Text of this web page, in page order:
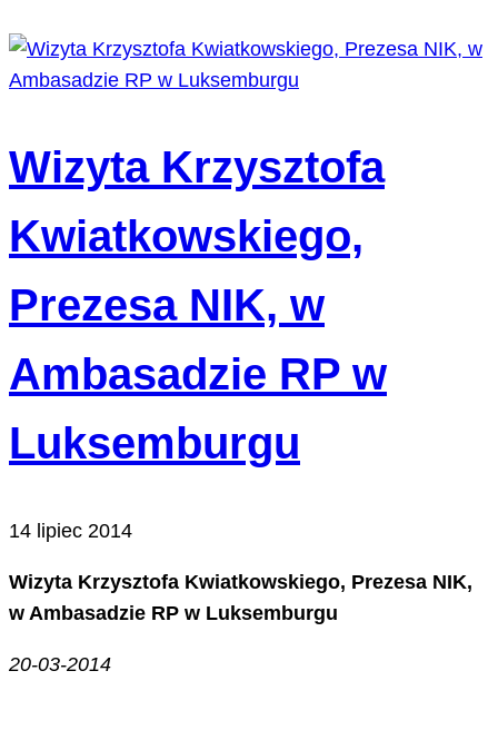
Wizyta Krzysztofa
Kwiatkowskiego,
Prezesa NIK, w
Ambasadzie RP w
Luksemburgu
14 lipiec 2014
Wizyta Krzysztofa Kwiatkowskiego, Prezesa NIK,
w Ambasadzie RP w Luksemburgu
20-03-2014